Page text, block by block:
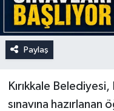
Paylaş
Kırıkkale
sınavına